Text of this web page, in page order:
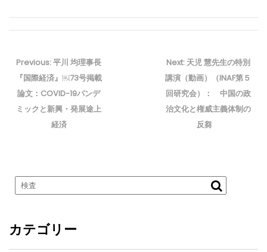
稿
ビ
ゲ
ー
Previous:Previous
post:
平川 均理事長
『国際経済』￼73号掲載
論文：COVID-19パンデ
ミックと新興・発展途上
経済
Next: Next
post:
天児 慧先生の特別
講演（動画）（INAF第５
回研究会）： 中国の政
治文化と権威主義体制の
反芻
カテゴリー